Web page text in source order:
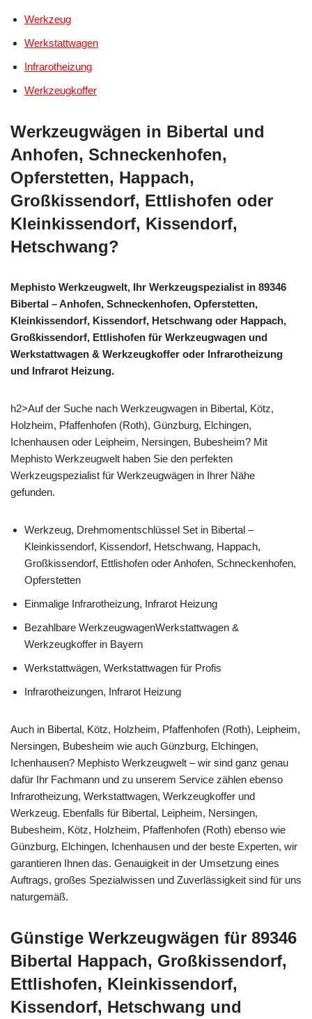
Werkzeug
Werkstattwagen
Infrarotheizung
Werkzeugkoffer
Werkzeugwägen in Bibertal und
Anhofen, Schneckenhofen,
Opferstetten, Happach,
Großkissendorf, Ettlishofen oder
Kleinkissendorf, Kissendorf,
Hetschwang?
Mephisto Werkzeugwelt, Ihr Werkzeugspezialist in 89346
Bibertal – Anhofen, Schneckenhofen, Opferstetten,
Kleinkissendorf, Kissendorf, Hetschwang oder Happach,
Großkissendorf, Ettlishofen für Werkzeugwagen und
Werkstattwagen & Werkzeugkoffer oder Infrarotheizung
und Infrarot Heizung.
h2>Auf der Suche nach Werkzeugwagen in Bibertal, Kötz,
Holzheim, Pfaffenhofen (Roth), Günzburg, Elchingen,
Ichenhausen oder Leipheim, Nersingen, Bubesheim? Mit
Mephisto Werkzeugwelt haben Sie den perfekten
Werkzeugspezialist für Werkzeugwägen in Ihrer Nähe
gefunden.
Werkzeug, Drehmomentschlüssel Set in Bibertal –
Kleinkissendorf, Kissendorf, Hetschwang, Happach,
Großkissendorf, Ettlishofen oder Anhofen, Schneckenhofen,
Opferstetten
Einmalige Infrarotheizung, Infrarot Heizung
Bezahlbare WerkzeugwagenWerkstattwagen &
Werkzeugkoffer in Bayern
Werkstattwägen, Werkstattwagen für Profis
Infrarotheizungen, Infrarot Heizung
Auch in Bibertal, Kötz, Holzheim, Pfaffenhofen (Roth), Leipheim,
Nersingen, Bubesheim wie auch Günzburg, Elchingen,
Ichenhausen? Mephisto Werkzeugwelt – wir sind ganz genau
dafür Ihr Fachmann und zu unserem Service zählen ebenso
Infrarotheizung, Werkstattwagen, Werkzeugkoffer und
Werkzeug. Ebenfalls für Bibertal, Leipheim, Nersingen,
Bubesheim, Kötz, Holzheim, Pfaffenhofen (Roth) ebenso wie
Günzburg, Elchingen, Ichenhausen und der beste Experten, wir
garantieren Ihnen das. Genauigkeit in der Umsetzung eines
Auftrags, großes Spezialwissen und Zuverlässigkeit sind für uns
naturgemäß.
Günstige Werkzeugwägen für 89346
Bibertal Happach, Großkissendorf,
Ettlishofen, Kleinkissendorf,
Kissendorf, Hetschwang und